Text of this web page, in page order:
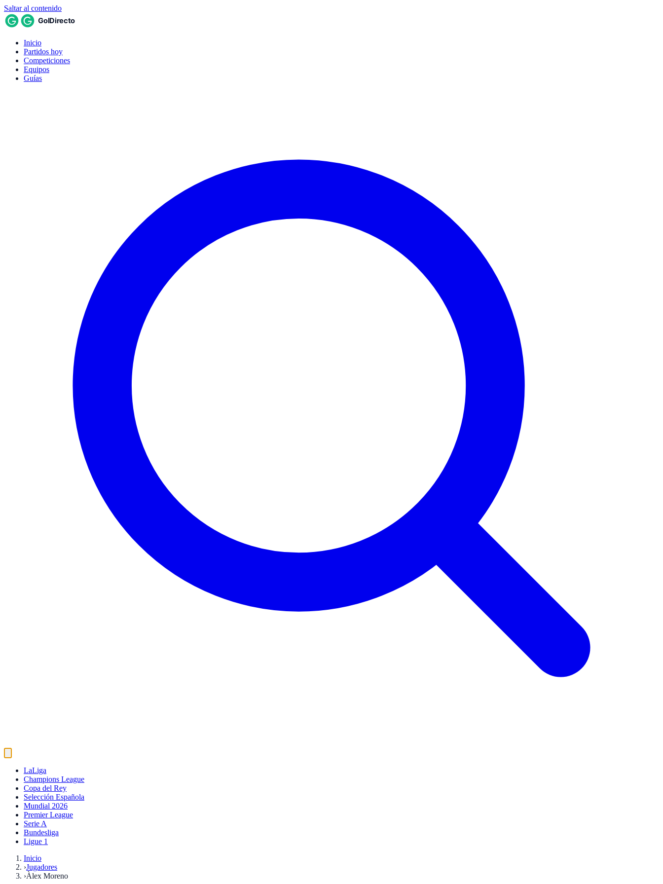
Saltar al contenido
Inicio
Partidos hoy
Competiciones
Equipos
Guías
LaLiga
Champions League
Copa del Rey
Selección Española
Mundial 2026
Premier League
Serie A
Bundesliga
Ligue 1
Inicio
›Jugadores
›Àlex Moreno